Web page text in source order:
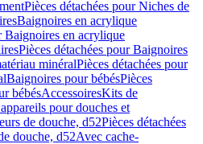
Pièces détachées pour Niches de
Baignoires en acrylique
Baignoires en acrylique
Pièces détachées pour Baignoires
minéralPièces détachées pour
Baignoires pour bébésPièces
bébésAccessoiresKits de
pour douches et
de douche, d52Pièces détachées
douche, d52Avec cache-